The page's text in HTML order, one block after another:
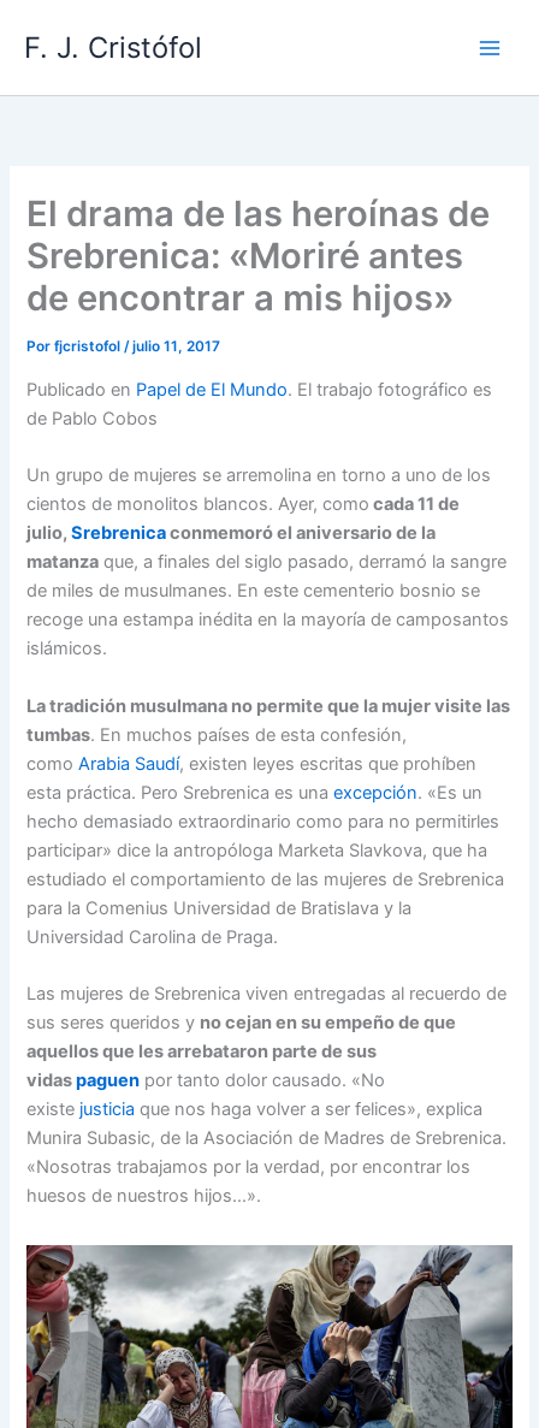
F. J. Cristófol
El drama de las heroínas de
Srebrenica: «Moriré antes
de encontrar a mis hijos»
Porfjcristofol/julio 11, 2017
Publicado en Papel de El Mundo. El trabajo fotográfico es
de Pablo Cobos
Un grupo de mujeres se arremolina en torno a uno de los
cientos de monolitos blancos. Ayer, como cada 11 de
julio,Srebrenicaconmemoró el aniversario de la
matanza que, a finales del siglo pasado, derramó la sangre
de miles de musulmanes. En este cementerio bosnio se
recoge una estampa inédita en la mayoría de camposantos
islámicos.
La tradición musulmana no permite que la mujer visite las
tumbas. En muchos países de esta confesión,
comoArabia Saudí, existen leyes escritas que prohíben
esta práctica. Pero Srebrenica es una excepción. «Es un
hecho demasiado extraordinario como para no permitirles
participar» dice la antropóloga Marketa Slavkova, que ha
estudiado el comportamiento de las mujeres de Srebrenica
para la Comenius Universidad de Bratislava y la
Universidad Carolina de Praga.
Las mujeres de Srebrenica viven entregadas al recuerdo de
sus seres queridos y no cejan en su empeño de que
aquellos que les arrebataron parte de sus
vidaspaguen por tanto dolor causado. «No
existe justiciaque nos haga volver a ser felices», explica
Munira Subasic, de la Asociación de Madres de Srebrenica.
«Nosotras trabajamos por la verdad, por encontrar los
huesos de nuestros hijos…».